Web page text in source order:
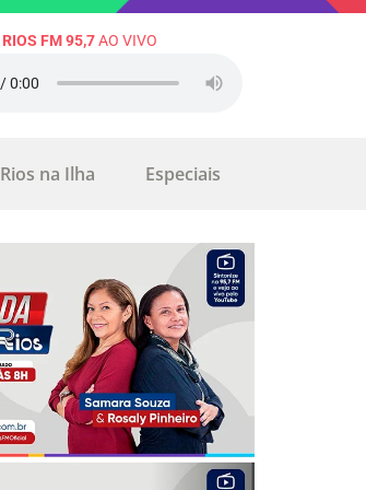
RIOS FM 95,7AO VIVO
Rios na Ilha Especiais